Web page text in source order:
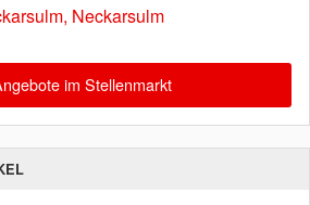
Neckarsulm
im Stellenmarkt